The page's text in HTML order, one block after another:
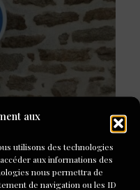
aux
utilisons des technologies
aux informations des
nous permettra de
de navigation ou les ID
DE